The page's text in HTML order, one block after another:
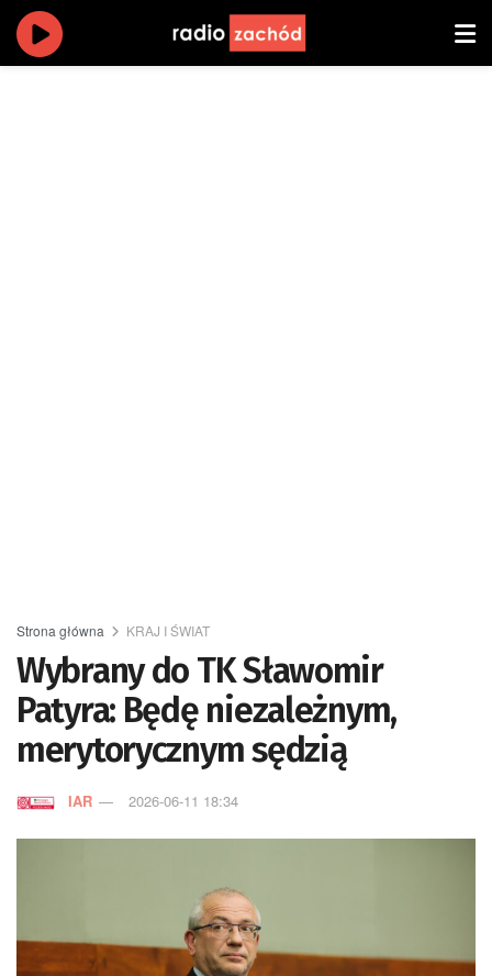
Strona główna KRAJ I ŚWIAT
Wybrany do TK Sławomir
Patyra: Będę niezależnym,
merytorycznym sędzią
IAR 2026-06-11 18:34